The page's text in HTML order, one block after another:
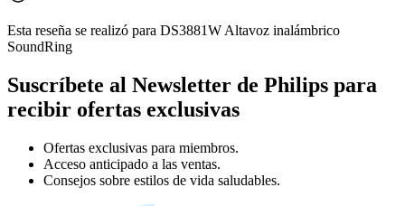
Esta reseña se realizó para DS3881W Altavoz inalámbrico
SoundRing
Suscríbete al Newsletter de Philips para
recibir ofertas exclusivas
Ofertas exclusivas para miembros.
Acceso anticipado a las ventas.
Consejos sobre estilos de vida saludables.